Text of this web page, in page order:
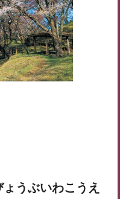
うぶいわこうえ